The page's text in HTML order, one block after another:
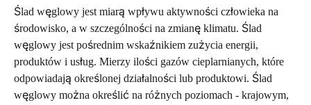
Ślad węglowy jest miarą wpływu aktywności człowieka na
środowisko, a w szczególności na zmianę klimatu. Ślad
węglowy jest pośrednim wskaźnikiem zużycia energii,
produktów i usług. Mierzy ilości gazów cieplarnianych, które
odpowiadają określonej działalności lub produktowi. Ślad
węglowy można określić na różnych poziomach - krajowym,